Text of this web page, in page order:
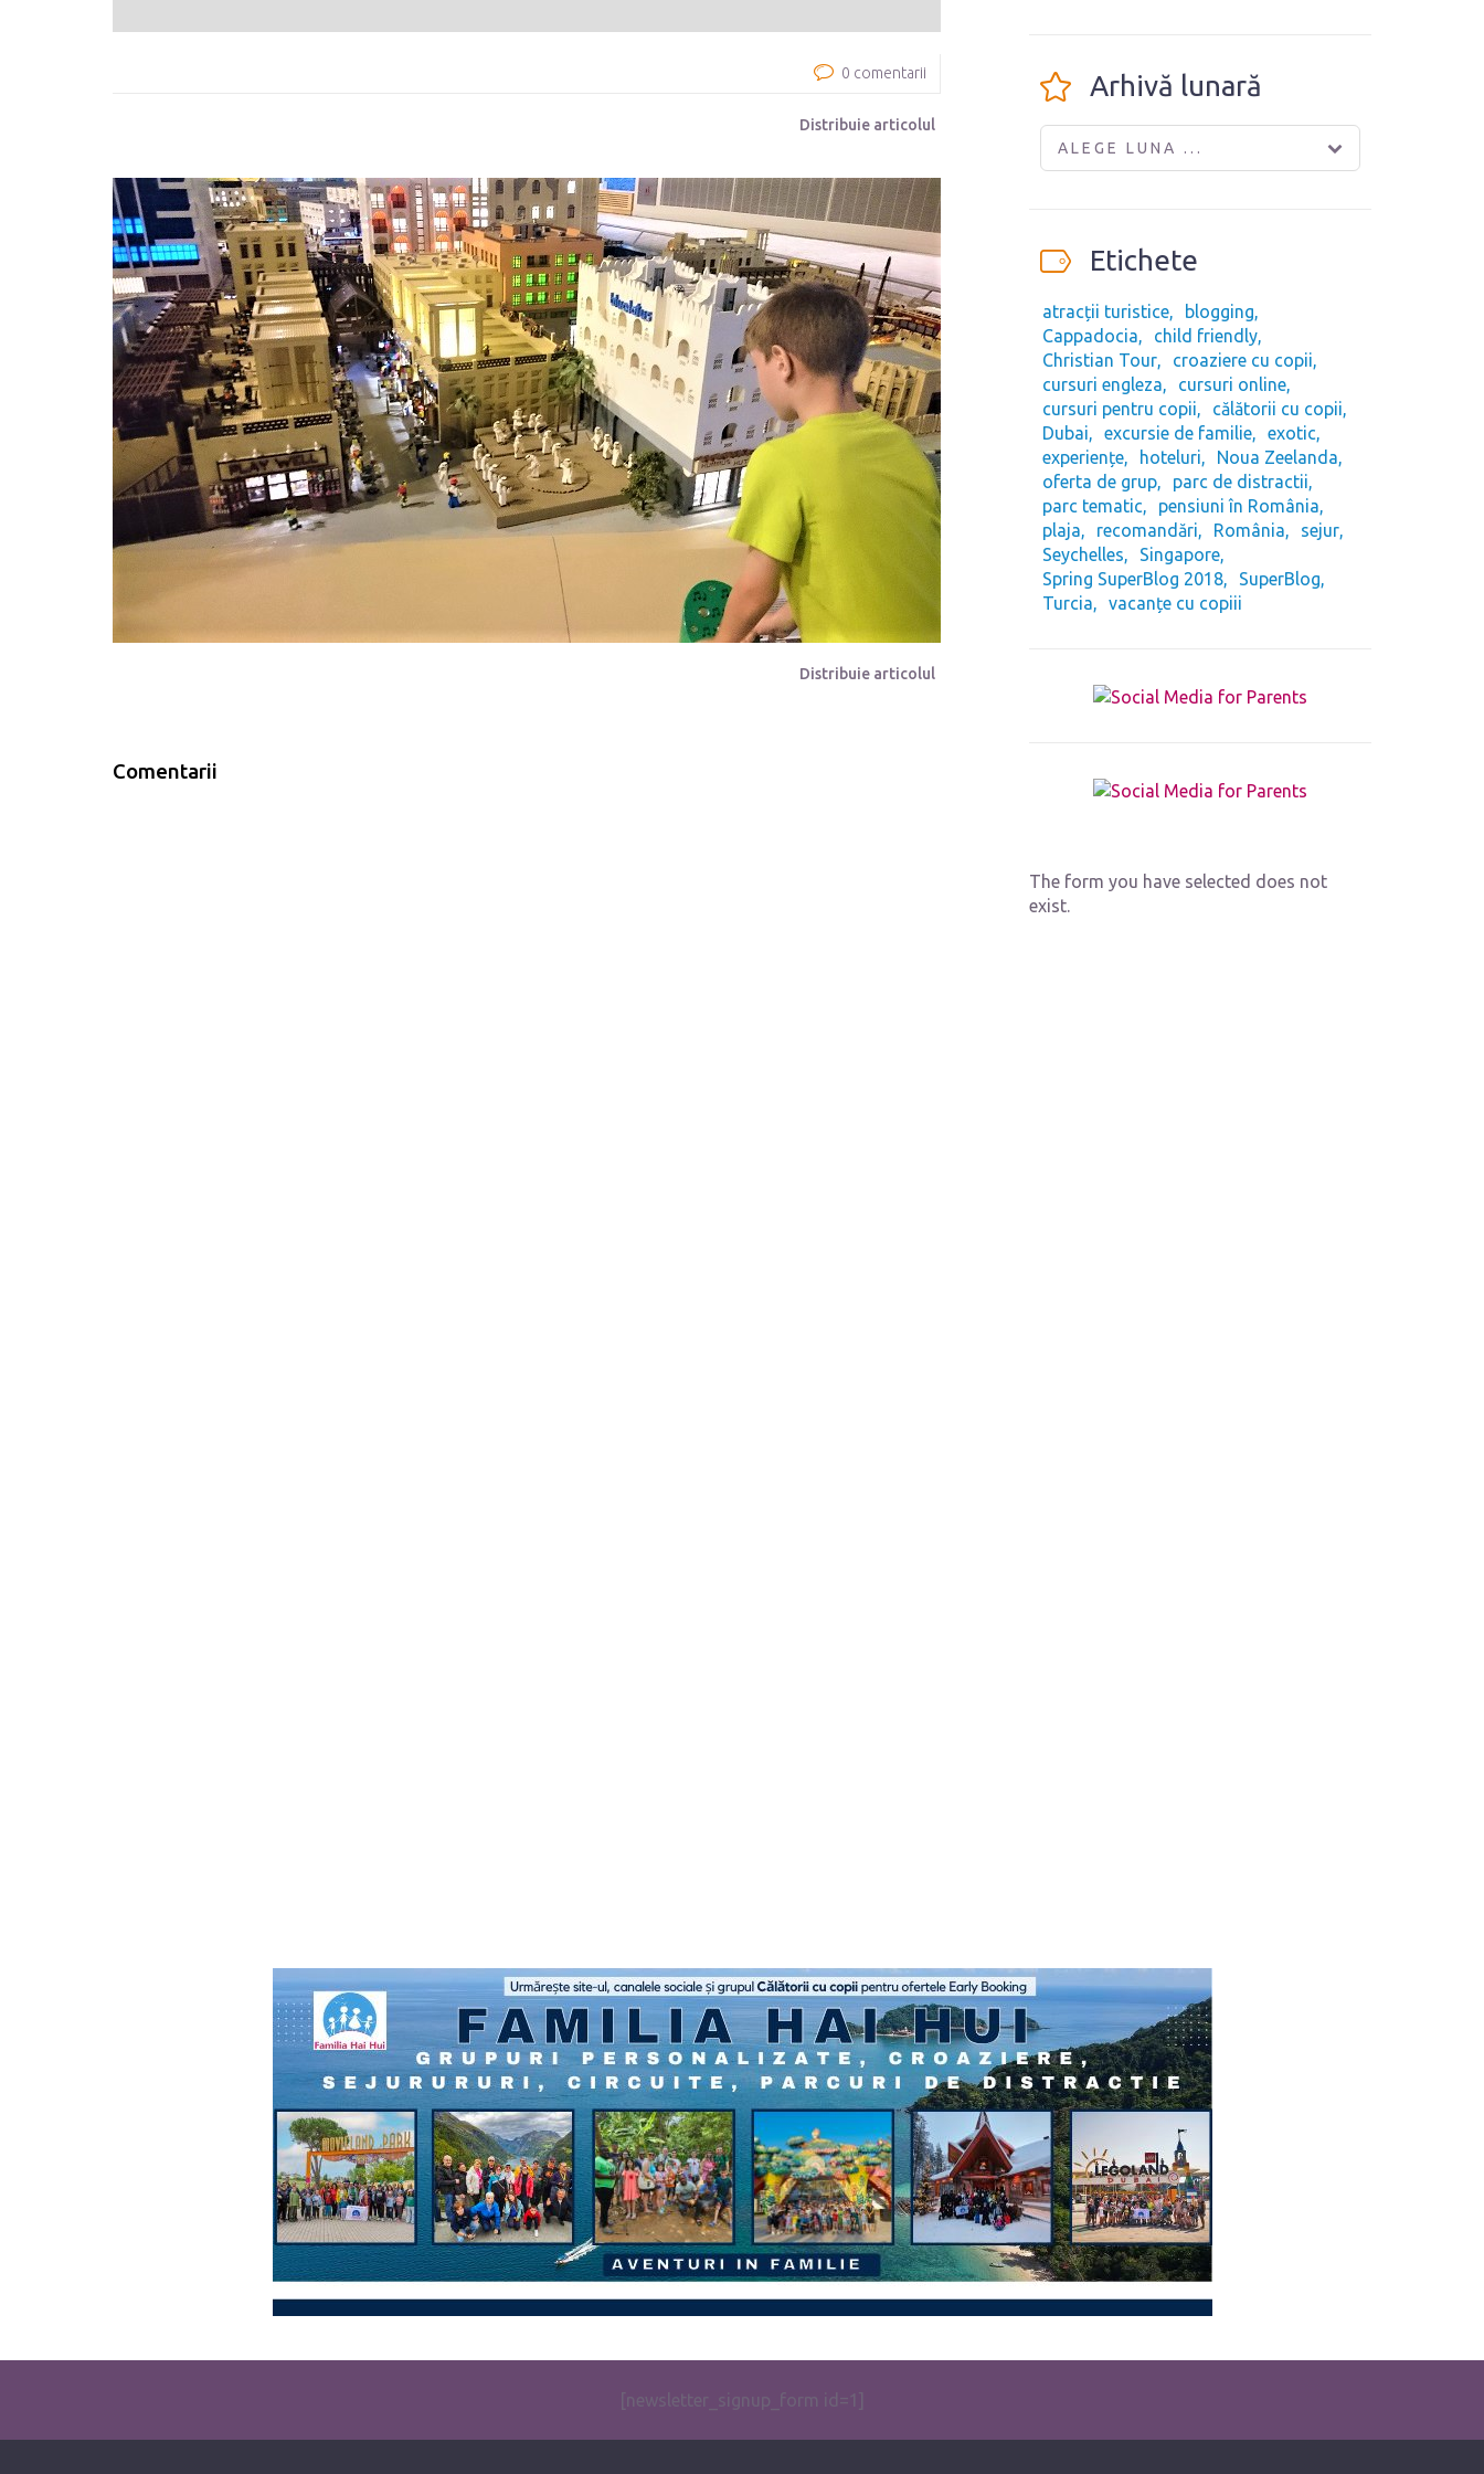
0 comentarii
Distribuie articolul
Distribuie articolul
Comentarii
Arhivă lunară
ALEGE LUNA ...
Etichete
atracții turistice
blogging
Cappadocia
child friendly
Christian Tour
croaziere cu copii
cursuri engleza
cursuri online
cursuri pentru copii
călătorii cu copii
Dubai
excursie de familie
exotic
experiențe
hoteluri
Noua Zeelanda
oferta de grup
parc de distractii
parc tematic
pensiuni în România
plaja
recomandări România
sejur
Seychelles
Singapore
Spring SuperBlog 2018
SuperBlog
Turcia
vacanțe cu copiii
The form you have selected does not
exist.
[newsletter_signup_form id=1]